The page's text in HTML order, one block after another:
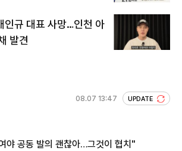
인규 대표 사망…인천 아
발견
08.07 13:47 UPDATE
야 공동 발의 괜찮아…그것이 협치"